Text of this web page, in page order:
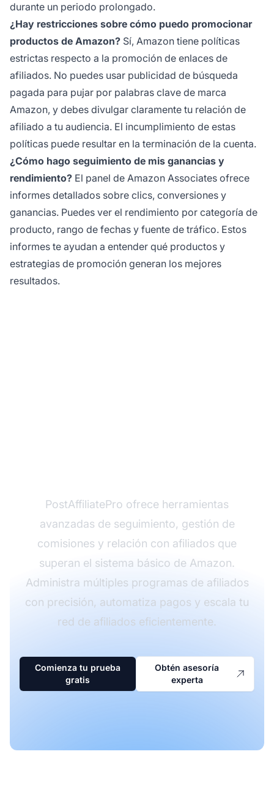
durante un periodo prolongado.
¿Hay restricciones sobre cómo puedo promocionar
productos de Amazon? Sí, Amazon tiene políticas
estrictas respecto a la promoción de enlaces de
afiliados. No puedes usar publicidad de búsqueda
pagada para pujar por palabras clave de marca
Amazon, y debes divulgar claramente tu relación de
afiliado a tu audiencia. El incumplimiento de estas
políticas puede resultar en la terminación de la cuenta.
¿Cómo hago seguimiento de mis ganancias y
rendimiento? El panel de Amazon Associates ofrece
informes detallados sobre clics, conversiones y
ganancias. Puedes ver el rendimiento por categoría de
producto, rango de fechas y fuente de tráfico. Estos
informes te ayudan a entender qué productos y
estrategias de promoción generan los mejores
resultados.
PostAffiliatePro ofrece herramientas
avanzadas de seguimiento, gestión de
comisiones y relación con afiliados que
superan el sistema básico de Amazon.
Administra múltiples programas de afiliados
con precisión, automatiza pagos y escala tu
red de afiliados eficientemente.
Comienza tu prueba
gratis
Obtén asesoría
experta